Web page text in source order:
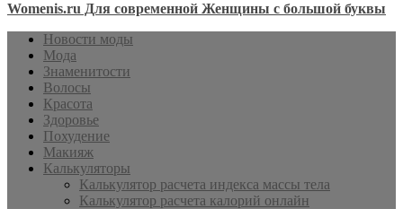
Womenis.ru Для современной Женщины с большой буквы
Новости моды
Мода
Знаменитости
Волосы
Красота
Здоровье
Похудение
Макияж
Калькуляторы
Калькулятор расчета индекса массы тела
Калькулятор расчета калорий онлайн